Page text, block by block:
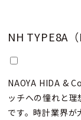
NH TYPE8A
NAOYA HIDA &
ッチへの憧れと
です。時計業界